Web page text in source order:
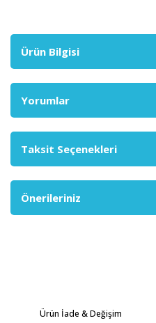
Ürün Bilgisi
Yorumlar
Taksit Seçenekleri
Önerileriniz
Ürün İade & Değişim